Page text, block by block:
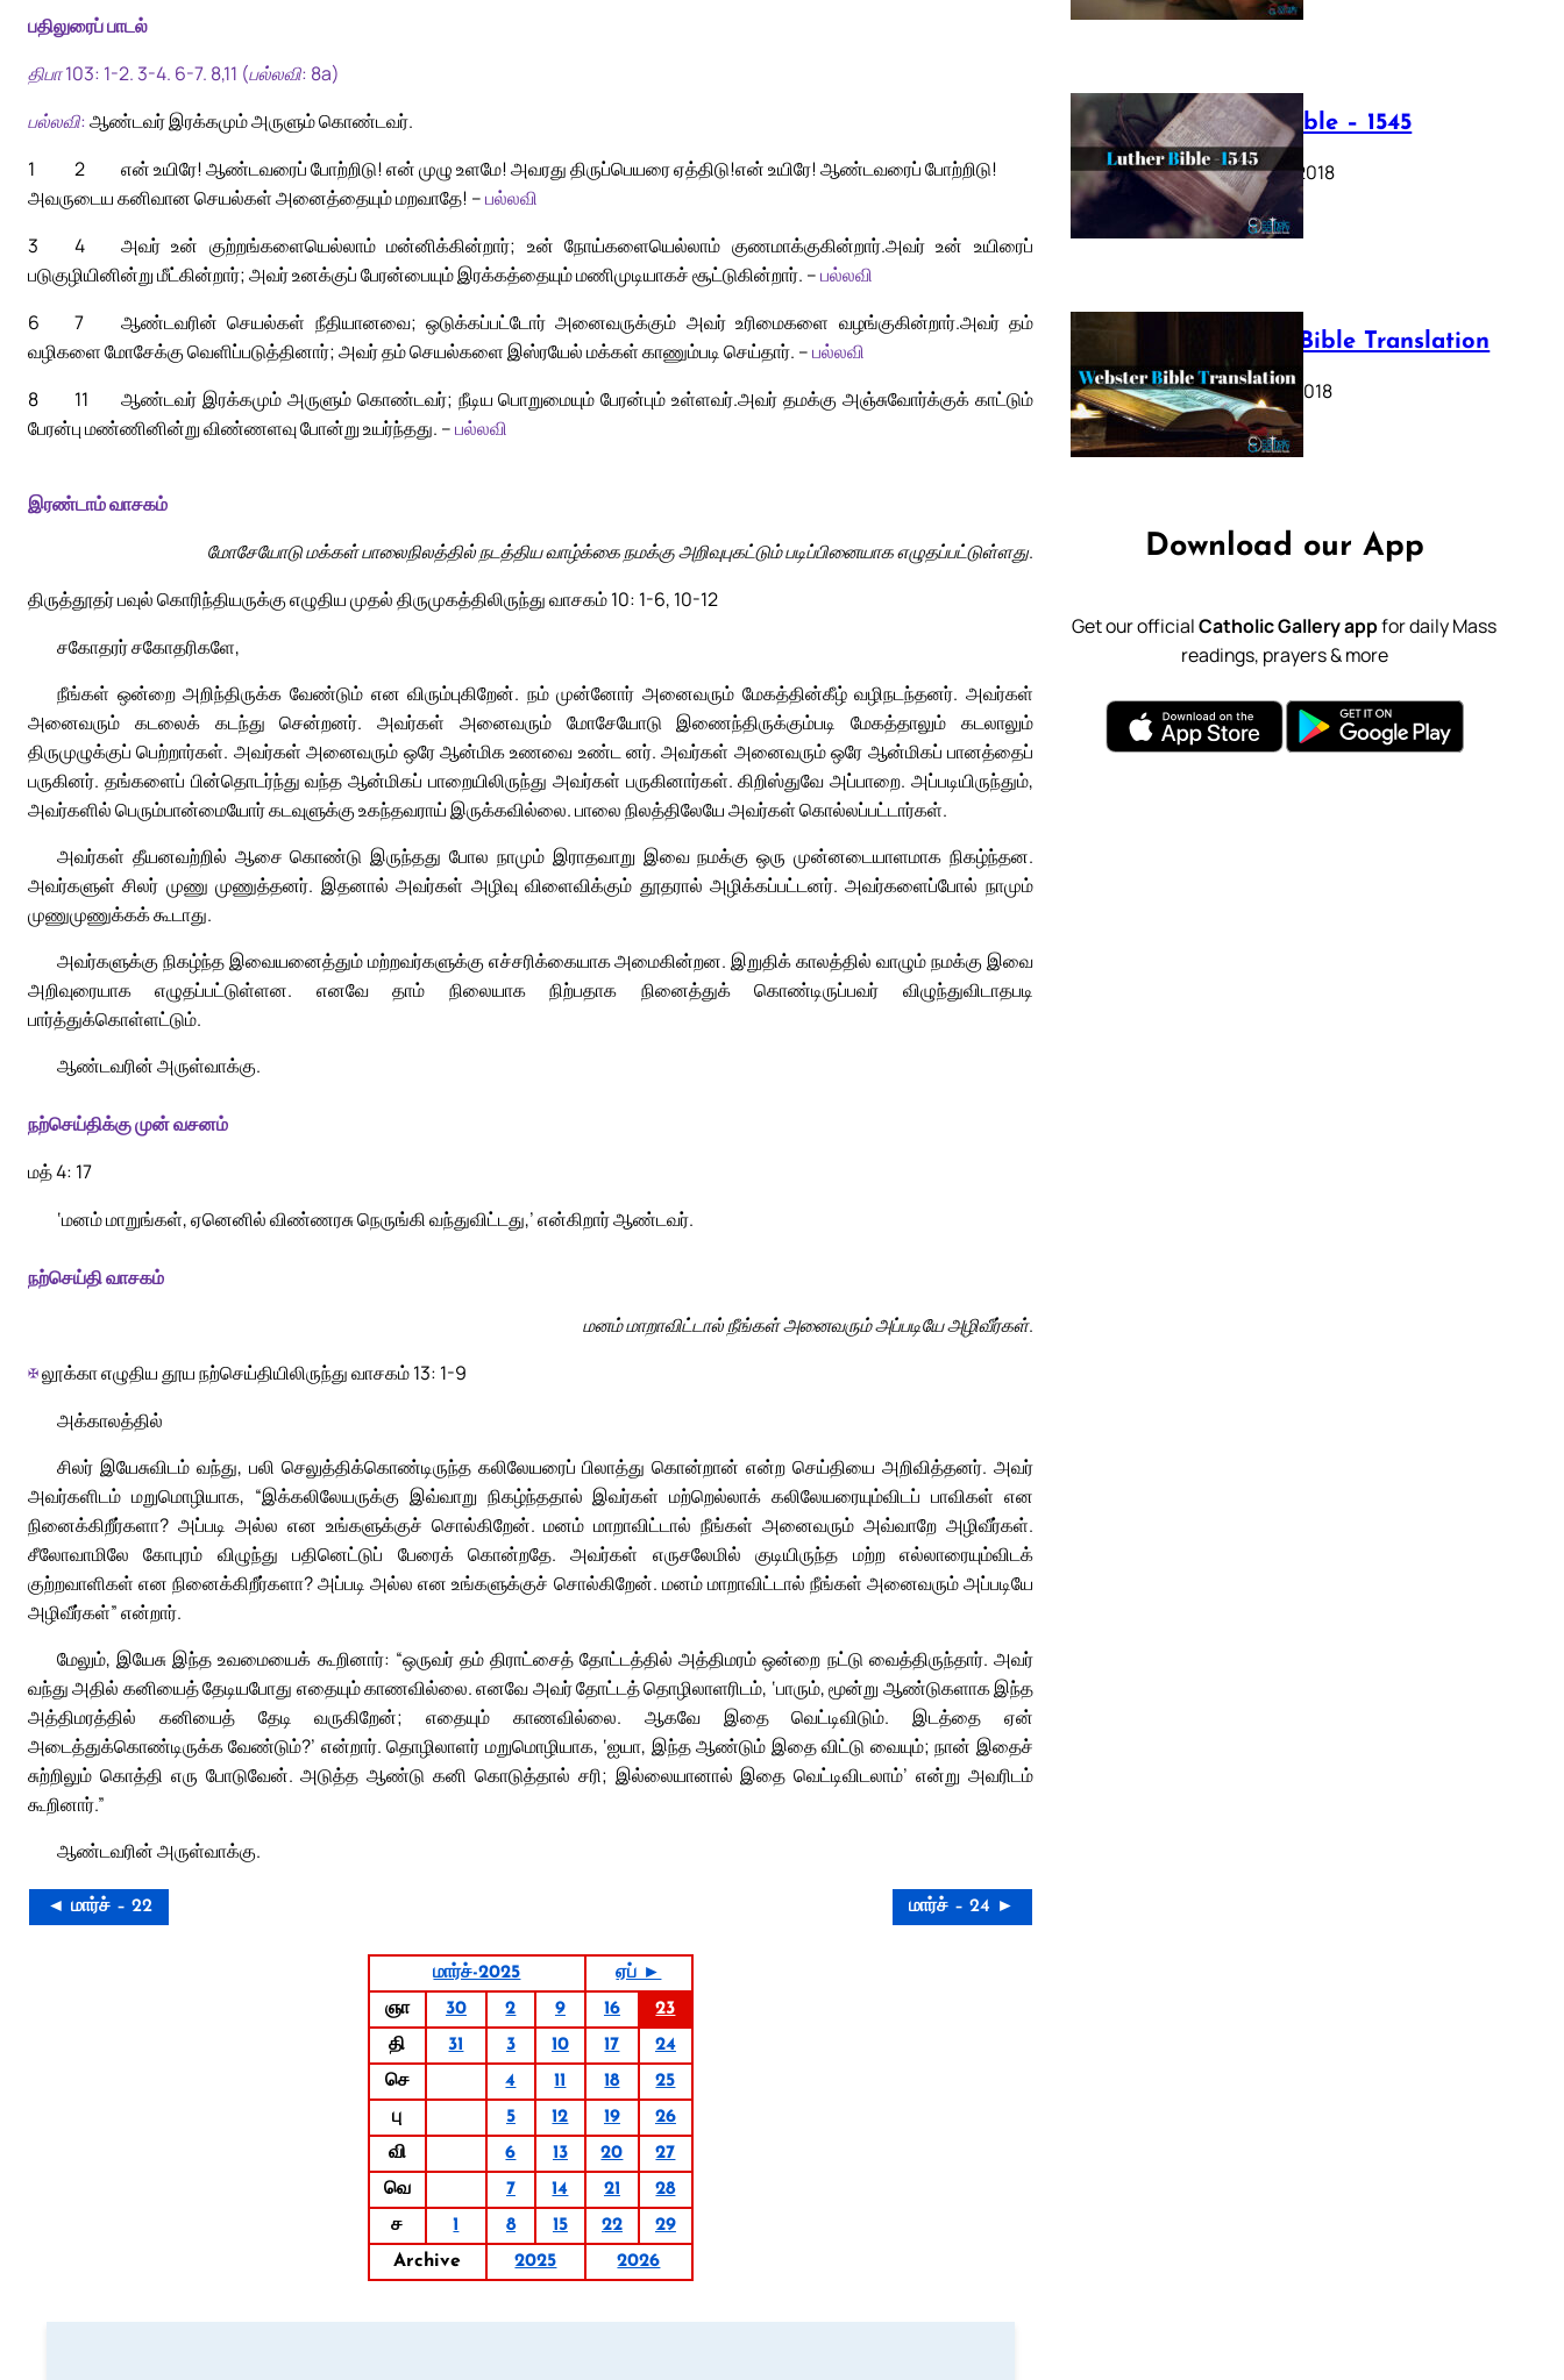
பதிலுரைப் பாடல்
திபா 103: 1-2. 3-4. 6-7. 8,11 (பல்லவி: 8a)
பல்லவி: ஆண்டவர் இரக்கமும் அருளும் கொண்டவர்.
1
என் உயிரே! ஆண்டவரைப் போற்றிடு! என் முழு உளமே! அவரது திருப்பெயரை ஏத்திடு!
2
என் உயிரே! ஆண்டவரைப் போற்றிடு!
அவருடைய கனிவான செயல்கள் அனைத்தையும் மறவாதே! –பல்லவி
3
அவர் உன் குற்றங்களையெல்லாம் மன்னிக்கின்றார்; உன் நோய்களையெல்லாம் குணமாக்குகின்றார்.
4
அவர் உன் உயிரைப்
படுகுழியினின்று மீட்கின்றார்; அவர் உனக்குப் பேரன்பையும் இரக்கத்தையும் மணிமுடியாகச் சூட்டுகின்றார். –பல்லவி
6
ஆண்டவரின் செயல்கள் நீதியானவை; ஒடுக்கப்பட்டோர் அனைவருக்கும் அவர் உரிமைகளை வழங்குகின்றார்.
7
அவர் தம்
வழிகளை மோசேக்கு வெளிப்படுத்தினார்; அவர் தம் செயல்களை இஸ்ரயேல் மக்கள் காணும்படி செய்தார். –பல்லவி
8
ஆண்டவர் இரக்கமும் அருளும் கொண்டவர்; நீடிய பொறுமையும் பேரன்பும் உள்ளவர்.
11
அவர் தமக்கு அஞ்சுவோர்க்குக் காட்டும்
பேரன்பு மண்ணினின்று விண்ணளவு போன்று உயர்ந்தது. –பல்லவி
இரண்டாம் வாசகம்
மோசேயோடு மக்கள் பாலைநிலத்தில் நடத்திய வாழ்க்கை நமக்கு அறிவுபுகட்டும் படிப்பினையாக எழுதப்பட்டுள்ளது.
திருத்தூதர் பவுல் கொரிந்தியருக்கு எழுதிய முதல் திருமுகத்திலிருந்து வாசகம் 10: 1-6, 10-12
சகோதரர் சகோதரிகளே,
நீங்கள் ஒன்றை அறிந்திருக்க வேண்டும் என விரும்புகிறேன். நம் முன்னோர் அனைவரும் மேகத்தின்கீழ் வழிநடந்தனர். அவர்கள்
அனைவரும் கடலைக் கடந்து சென்றனர். அவர்கள் அனைவரும் மோசேயோடு இணைந்திருக்கும்படி மேகத்தாலும் கடலாலும்
திருமுழுக்குப் பெற்றார்கள். அவர்கள் அனைவரும் ஒரே ஆன்மிக உணவை உண்ட னர். அவர்கள் அனைவரும் ஒரே ஆன்மிகப் பானத்தைப்
பருகினர். தங்களைப் பின்தொடர்ந்து வந்த ஆன்மிகப் பாறையிலிருந்து அவர்கள் பருகினார்கள். கிறிஸ்துவே அப்பாறை. அப்படியிருந்தும்,
அவர்களில் பெரும்பான்மையோர் கடவுளுக்கு உகந்தவராய் இருக்கவில்லை. பாலை நிலத்திலேயே அவர்கள் கொல்லப்பட்டார்கள்.
அவர்கள் தீயனவற்றில் ஆசை கொண்டு இருந்தது போல நாமும் இராதவாறு இவை நமக்கு ஒரு முன்னடையாளமாக நிகழ்ந்தன.
அவர்களுள் சிலர் முணு முணுத்தனர். இதனால் அவர்கள் அழிவு விளைவிக்கும் தூதரால் அழிக்கப்பட்டனர். அவர்களைப்போல் நாமும்
முணுமுணுக்கக் கூடாது.
அவர்களுக்கு நிகழ்ந்த இவையனைத்தும் மற்றவர்களுக்கு எச்சரிக்கையாக அமைகின்றன. இறுதிக் காலத்தில் வாழும் நமக்கு இவை
அறிவுரையாக எழுதப்பட்டுள்ளன. எனவே தாம் நிலையாக நிற்பதாக நினைத்துக் கொண்டிருப்பவர் விழுந்துவிடாதபடி
பார்த்துக்கொள்ளட்டும்.
ஆண்டவரின் அருள்வாக்கு.
நற்செய்திக்கு முன் வசனம்
மத் 4: 17
‘மனம் மாறுங்கள், ஏனெனில் விண்ணரசு நெருங்கி வந்துவிட்டது,’ என்கிறார் ஆண்டவர்.
நற்செய்தி வாசகம்
மனம் மாறாவிட்டால் நீங்கள் அனைவரும் அப்படியே அழிவீர்கள்.
✠லூக்கா எழுதிய தூய நற்செய்தியிலிருந்து வாசகம் 13: 1-9
அக்காலத்தில்
சிலர் இயேசுவிடம் வந்து, பலி செலுத்திக்கொண்டிருந்த கலிலேயரைப் பிலாத்து கொன்றான் என்ற செய்தியை அறிவித்தனர். அவர்
அவர்களிடம் மறுமொழியாக, “இக்கலிலேயருக்கு இவ்வாறு நிகழ்ந்ததால் இவர்கள் மற்றெல்லாக் கலிலேயரையும்விடப் பாவிகள் என
நினைக்கிறீர்களா? அப்படி அல்ல என உங்களுக்குச் சொல்கிறேன். மனம் மாறாவிட்டால் நீங்கள் அனைவரும் அவ்வாறே அழிவீர்கள்.
சீலோவாமிலே கோபுரம் விழுந்து பதினெட்டுப் பேரைக் கொன்றதே. அவர்கள் எருசலேமில் குடியிருந்த மற்ற எல்லாரையும்விடக்
குற்றவாளிகள் என நினைக்கிறீர்களா? அப்படி அல்ல என உங்களுக்குச் சொல்கிறேன். மனம் மாறாவிட்டால் நீங்கள் அனைவரும் அப்படியே
அழிவீர்கள்” என்றார்.
மேலும், இயேசு இந்த உவமையைக் கூறினார்: “ஒருவர் தம் திராட்சைத் தோட்டத்தில் அத்திமரம் ஒன்றை நட்டு வைத்திருந்தார். அவர்
வந்து அதில் கனியைத் தேடியபோது எதையும் காணவில்லை. எனவே அவர் தோட்டத் தொழிலாளரிடம், ‘பாரும், மூன்று ஆண்டுகளாக இந்த
அத்திமரத்தில் கனியைத் தேடி வருகிறேன்; எதையும் காணவில்லை. ஆகவே இதை வெட்டிவிடும். இடத்தை ஏன்
அடைத்துக்கொண்டிருக்க வேண்டும்?’ என்றார். தொழிலாளர் மறுமொழியாக, ‘ஐயா, இந்த ஆண்டும் இதை விட்டு வையும்; நான் இதைச்
சுற்றிலும் கொத்தி எரு போடுவேன். அடுத்த ஆண்டு கனி கொடுத்தால் சரி; இல்லையானால் இதை வெட்டிவிடலாம்’ என்று அவரிடம்
கூறினார்.”
ஆண்டவரின் அருள்வாக்கு.
◄ மார்ச் – 22 மார்ச் – 24 ►
மார்ச்-2025
ஏப் ►
ஞா
30 2 9 16
23
தி
31 3 10 17
24
செ
4 11 18
25
பு
5 12 19
26
வி
6 13 20
27
வெ
7 14 21
28
ச
1 8 15 22
29
Archive
2025 2026
Luther Bible – 1545
October 17, 2018
Webster Bible Translation
October 11, 2018
Download our App
Get our officialCatholic Gallery appfor daily Mass
readings, prayers & more